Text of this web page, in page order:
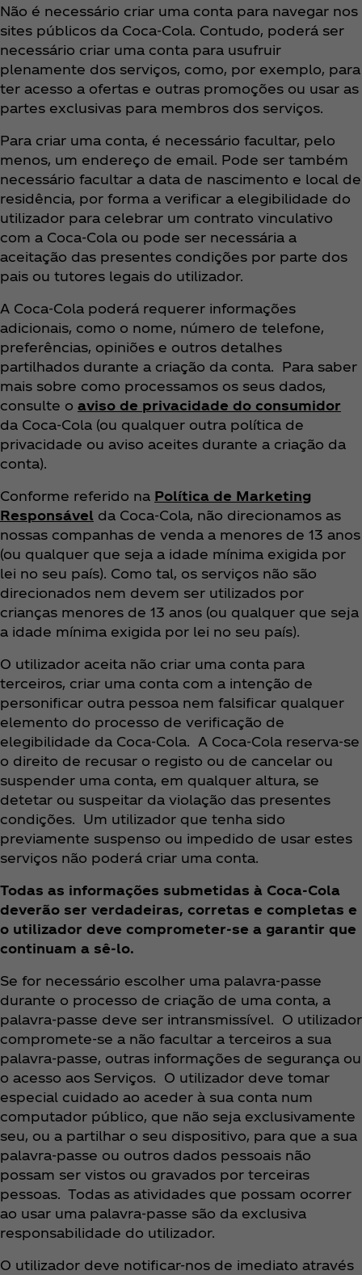
Não é necessário criar uma conta para navegar nos
sites públicos da Coca‑Cola. Contudo, poderá ser
necessário criar uma conta para usufruir
plenamente dos serviços, como, por exemplo, para
ter acesso a ofertas e outras promoções ou usar as
partes exclusivas para membros dos serviços.
​​​Para criar uma conta, é necessário facultar, pelo
menos, um endereço de email. Pode ser também
necessário facultar a data de nascimento e local de
residência, por forma a verificar a elegibilidade do
utilizador para celebrar um contrato vinculativo
com a Coca‑Cola ou pode ser necessária a
aceitação das presentes condições por parte dos
pais ou tutores legais do utilizador.
A Coca‑Cola poderá requerer informações
adicionais, como o nome, número de telefone,
preferências, opiniões e outros detalhes
partilhados durante a criação da conta. Para saber
mais sobre como processamos os seus dados,
consulte o aviso de privacidade do consumidor
da Coca‑Cola (ou qualquer outra política de
privacidade ou aviso aceites durante a criação da
conta).
Conforme referido na Política de Marketing
Responsável da Coca‑Cola, não direcionamos as
nossas companhas de venda a menores de 13 anos
(ou qualquer que seja a idade mínima exigida por
lei no seu país). Como tal, os serviços não são
direcionados nem devem ser utilizados por
crianças menores de 13 anos (ou qualquer que seja
a idade mínima exigida por lei no seu país).
O utilizador aceita não criar uma conta para
terceiros, criar uma conta com a intenção de
personificar outra pessoa nem falsificar qualquer
elemento do processo de verificação de
elegibilidade da Coca‑Cola. A Coca‑Cola reserva-se
o direito de recusar o registo ou de cancelar ou
suspender uma conta, em qualquer altura, se
detetar ou suspeitar da violação das presentes
condições. Um utilizador que tenha sido
previamente suspenso ou impedido de usar estes
serviços não poderá criar uma conta.
Todas as informações submetidas à Coca‑Cola
deverão ser verdadeiras, corretas e completas e
o utilizador deve comprometer-se a garantir que
continuam a sê-lo.
Se for necessário escolher uma palavra-passe
durante o processo de criação de uma conta, a
palavra-passe deve ser intransmissível. O utilizador
compromete-se a não facultar a terceiros a sua
palavra-passe, outras informações de segurança ou
o acesso aos Serviços. O utilizador deve tomar
especial cuidado ao aceder à sua conta num
computador público, que não seja exclusivamente
seu, ou a partilhar o seu dispositivo, para que a sua
palavra-passe ou outros dados pessoais não
possam ser vistos ou gravados por terceiras
pessoas. Todas as atividades que possam ocorrer
ao usar uma palavra-passe são da exclusiva
responsabilidade do utilizador.
O utilizador deve notificar-nos de imediato através